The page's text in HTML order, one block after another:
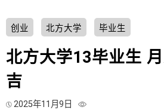
创业 北方大学 毕业生
北方大学13毕业生
吉
2025年11月9日